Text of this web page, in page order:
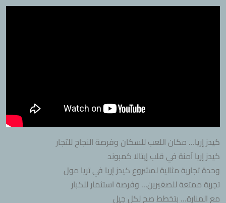
كيدز إريا… مكان اللعب للسكان وفرصة النجاح للتجار
كيدز إريا آمنة في قلب إيتالا كمبوند
وحدة تجارية مثالية لمشروع كيدز إريا في تريا مول
تجربة ممتعة للصغيرين… وفرصة استثمار للكبار
مع المنارة… بتخطط صح لكل جيل